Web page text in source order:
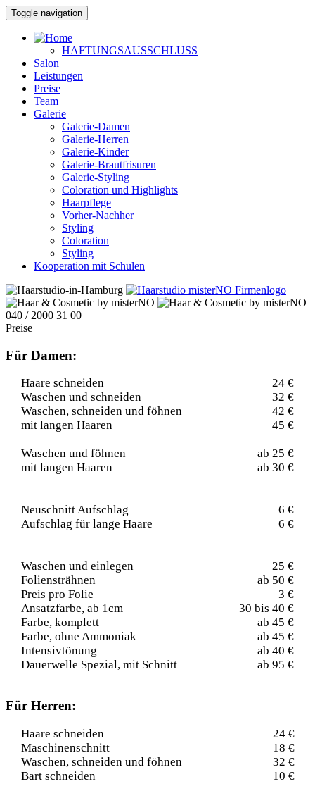
Toggle navigation
HAFTUNGSAUSSCHLUSS
Salon
Leistungen
Preise
Team
Galerie
Galerie-Damen
Galerie-Herren
Galerie-Kinder
Galerie-Brautfrisuren
Galerie-Styling
Coloration und Highlights
Haarpflege
Vorher-Nachher
Styling
Coloration
Styling
Kooperation mit Schulen
040 / 2000 31 00
Preise
Für Damen:
Haare schneiden
24 €
Waschen und schneiden
32 €
Waschen, schneiden und föhnen
42 €
mit langen Haaren
45 €
Waschen und föhnen
ab 25 €
mit langen Haaren
ab 30 €
Neuschnitt Aufschlag
6 €
Aufschlag für lange Haare
6 €
Waschen und einlegen
25 €
Foliensträhnen
ab 50 €
Preis pro Folie
3 €
Ansatzfarbe, ab 1cm
30 bis 40 €
Farbe, komplett
ab 45 €
Farbe, ohne Ammoniak
ab 45 €
Intensivtönung
ab 40 €
Dauerwelle Spezial, mit Schnitt
ab 95 €
Für Herren:
Haare schneiden
24 €
Maschinenschnitt
18 €
Waschen, schneiden und föhnen
32 €
Bart schneiden
10 €